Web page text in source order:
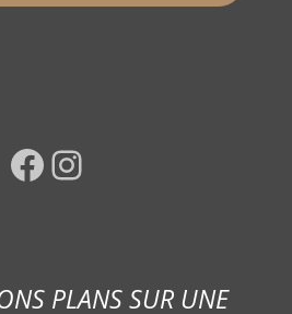
Facebook Instagram
PLANS SUR UNE